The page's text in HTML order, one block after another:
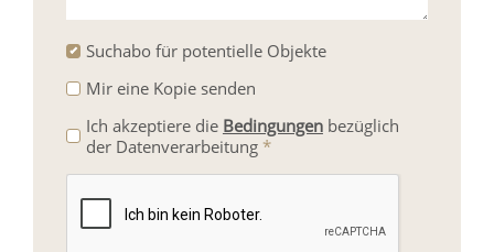
Suchabo für potentielle Objekte
Mir eine Kopie senden
Ich akzeptiere die Bedingungenbezüglich
der Datenverarbeitung *